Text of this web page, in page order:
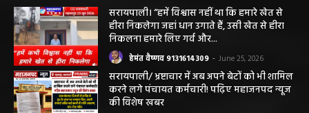
सरायपाली। “हमें विश्वास नहीं था कि हमारे खेत से
हीरा निकलेगा जहां धान उगाते हैं, उसी खेत से हीरा
निकलना हमारे लिए गर्व और...
हेमंत वैष्णव 9131614309 - June 25, 2026
सरायपाली/ भ्रष्टाचार में अब अपने बेटों को भी शामिल
करने लगे पंचायत कर्मचारी! पढ़िए महाजनपद न्यूज
की विशेष खबर